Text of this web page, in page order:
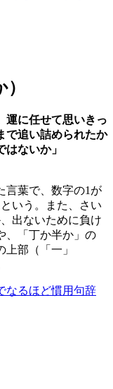
運に任せて思いきっ
で追い詰められたか
ないか」
言葉で、数字の1が
いう。また、さい
出ないために負け
、「丁か半か」の
上部（「一」
なるほど慣用句辞